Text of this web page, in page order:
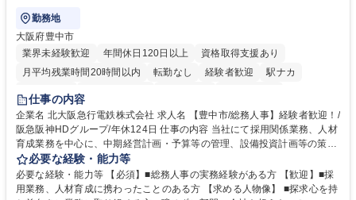
勤務地
大阪府豊中市
業界未経験歓迎
年間休日120日以上
資格取得支援あり
月平均残業時間20時間以内
転勤なし 経験者歓迎
駅ナカ
退職金あり
土日祝休み
服装自由 昼食補助あり 食事補助あり
仕事の内容
企業名 北大阪急行電鉄株式会社 求人名 【豊中市/総務人事】経験者歓迎！/
阪急阪神HDグループ/年休124日 仕事の内容 当社にて採用関係業務、人材
育成業務を中心に、中期経営計画・予算等の管理、設備投資計画等の策
定、さらに社内の重要会議の運営等、経営の根幹となる幅広い総務人事業
務全般を担当していただきます。 【主な業務内容】 ■採用関係業務および
人材育成(社員研修)業務の推進 ■中期経営計画および予算等の管理 ■設備
必要な経験・能力等
必要な経験・能力等 【必須】■総務人事の実務経験がある方 【歓迎】■採
用業務、人材育成に携わったことのある方 【求める人物像】 ■探求心を持